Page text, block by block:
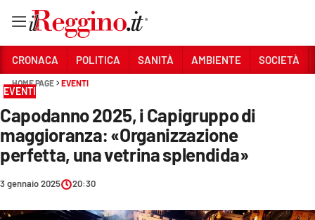
Sezioni
CRONACA
POLITICA
SANITÀ
AMBIENTE
CRONACA POLITICA SANITÀ AMBIENTE SOCIETÀ
HOME PAGE EVENTI
EVENTI
Capodanno 2025, i Capigruppo di
maggioranza: «Organizzazione
perfetta, una vetrina splendida»
3 gennaio 2025 20:30